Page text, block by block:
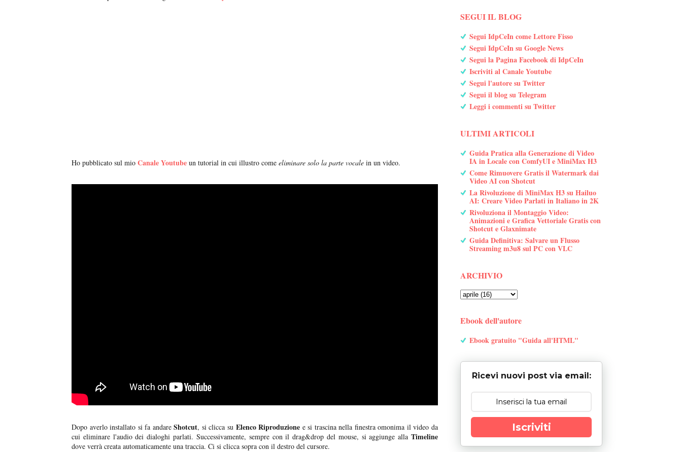
Ho pubblicato sul mio Canale Youtube un tutorial in cui illustro come eliminare solo la parte vocale in un video.
Dopo averlo installato si fa andareShotcut, si clicca su Elenco Riproduzione e si trascina nella finestra omonima il video da
cui eliminare l'audio dei dialoghi parlati. Successivamente, sempre con il drag&drop del mouse, si aggiunge alla Timeline
dove verrà creata automaticamente una traccia. Ci si clicca sopra con il destro del cursore.
SEGUI IL BLOG
Segui IdpCeIn come Lettore Fisso
Segui IdpCeIn su Google News
Segui la Pagina Facebook di IdpCeIn
Iscriviti al Canale Youtube
Segui l'autore su Twitter
Segui il blog su Telegram
Leggi i commenti su Twitter
ULTIMI ARTICOLI
Guida Pratica alla Generazione di Video
IA in Locale con ComfyUI e MiniMax H3
Come Rimuovere Gratis il Watermark dai
Video AI con Shotcut
La Rivoluzione di MiniMax H3 su Hailuo
AI: Creare Video Parlati in Italiano in 2K
Rivoluziona il Montaggio Video:
Animazioni e Grafica Vettoriale Gratis con
Shotcut e Glaxnimate
Guida Definitiva: Salvare un Flusso
Streaming m3u8 sul PC con VLC
ARCHIVIO
Ebook dell'autore
Ebook gratuito "Guida all'HTML"
Ricevi nuovi post via email:
Iscriviti